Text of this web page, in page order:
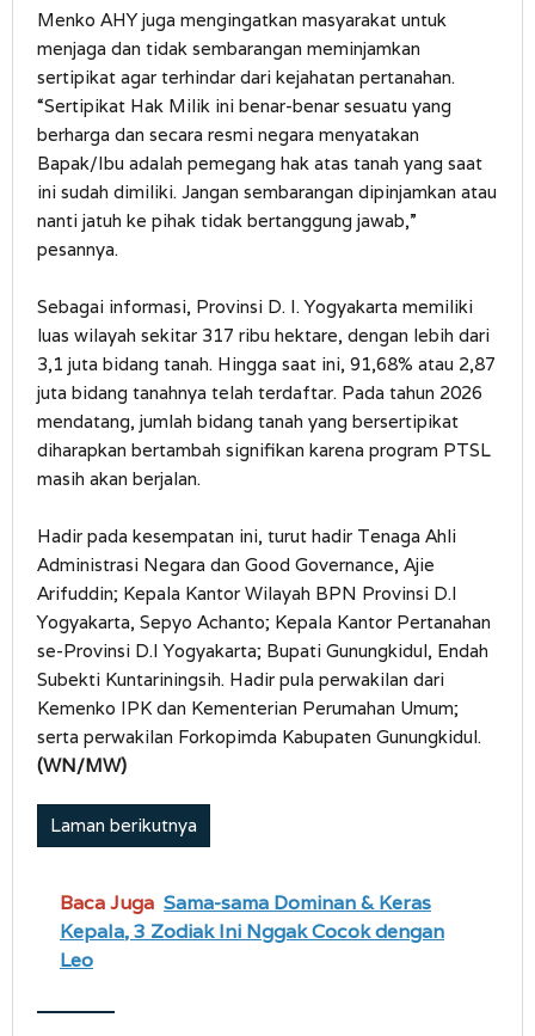
Menko AHY juga mengingatkan masyarakat untuk
menjaga dan tidak sembarangan meminjamkan
sertipikat agar terhindar dari kejahatan pertanahan.
“Sertipikat Hak Milik ini benar-benar sesuatu yang
berharga dan secara resmi negara menyatakan
Bapak/Ibu adalah pemegang hak atas tanah yang saat
ini sudah dimiliki. Jangan sembarangan dipinjamkan atau
nanti jatuh ke pihak tidak bertanggung jawab,”
pesannya.
Sebagai informasi, Provinsi D. I. Yogyakarta memiliki
luas wilayah sekitar 317 ribu hektare, dengan lebih dari
3,1 juta bidang tanah. Hingga saat ini, 91,68% atau 2,87
juta bidang tanahnya telah terdaftar. Pada tahun 2026
mendatang, jumlah bidang tanah yang bersertipikat
diharapkan bertambah signifikan karena program PTSL
masih akan berjalan.
Hadir pada kesempatan ini, turut hadir Tenaga Ahli
Administrasi Negara dan Good Governance, Ajie
Arifuddin; Kepala Kantor Wilayah BPN Provinsi D.I
Yogyakarta, Sepyo Achanto; Kepala Kantor Pertanahan
se-Provinsi D.I Yogyakarta; Bupati Gunungkidul, Endah
Subekti Kuntariningsih. Hadir pula perwakilan dari
Kemenko IPK dan Kementerian Perumahan Umum;
serta perwakilan Forkopimda Kabupaten Gunungkidul.
(WN/MW)
Laman berikutnya
Baca Juga Sama-sama Dominan & Keras
Kepala, 3 Zodiak Ini Nggak Cocok dengan
Leo